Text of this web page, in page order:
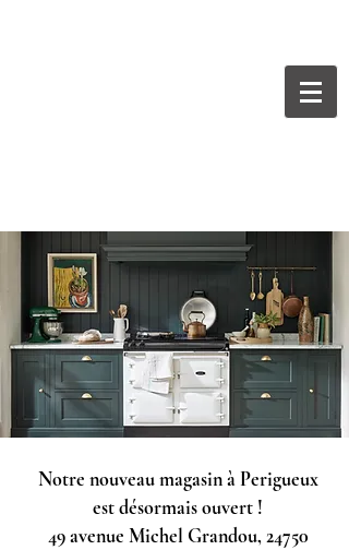
Notre nouveau magasin à Perigueux
est désormais ouvert !
49 avenue Michel Grandou, 24750